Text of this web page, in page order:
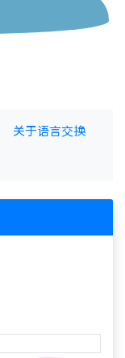
关于语言交换